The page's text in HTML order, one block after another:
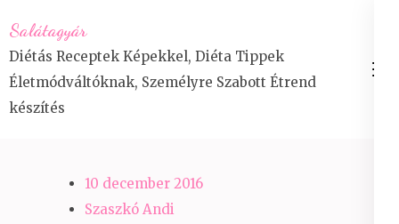
to
content
(Press
Enter)
Salátagyár
Diétás Receptek Képekkel, Diéta Tippek
Életmódváltóknak, Személyre Szabott Étrend
készítés
10 december 2016
Szaszkó Andi